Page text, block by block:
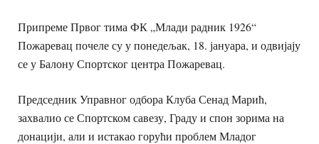
Припреме Првог тима ФК „Млади радник 1926“
Пожаревац почеле су у понедељак, 18. јануара, и одвијају
се у Балону Спортског центра Пожаревац.
Председник Управног одбора Клуба Сенад Марић,
захвалио се Спортском савезу, Граду и спон зорима на
донацији, али и истакао горући проблем Младог